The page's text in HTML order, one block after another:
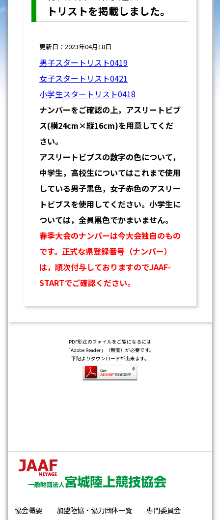
トリストを掲載しました。
更新日：2023年04月18日
男子スタートリスト0419
女子スタートリスト0421
小学生スタートリスト0418
ナンバーをご確認の上，アスリートビブ
ス(横24cm×縦16cm)を用意してくだ
さい。
アスリートビブスの数字の色について，
中学生，高校生についてはこれまで使用
している男子黒色，女子赤色のアスリー
トビブスを使用してください。小学生に
ついては，全員黒色でかまいません。
春季大会のナンバーは今大会独自のもの
です。正式な県登録番号（ナンバー）
は，順次付与しておりますのでJAAF-
STARTでご確認ください。
PDF形式のファイルをご覧になるには
「Adobe Reader」（無償）が必要です。
下記よりダウンロードが出来ます。
協会概要 加盟陸協・協力団体一覧 専門委員会